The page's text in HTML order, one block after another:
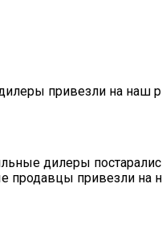
дилеры привезли на
дилеры
привезли на